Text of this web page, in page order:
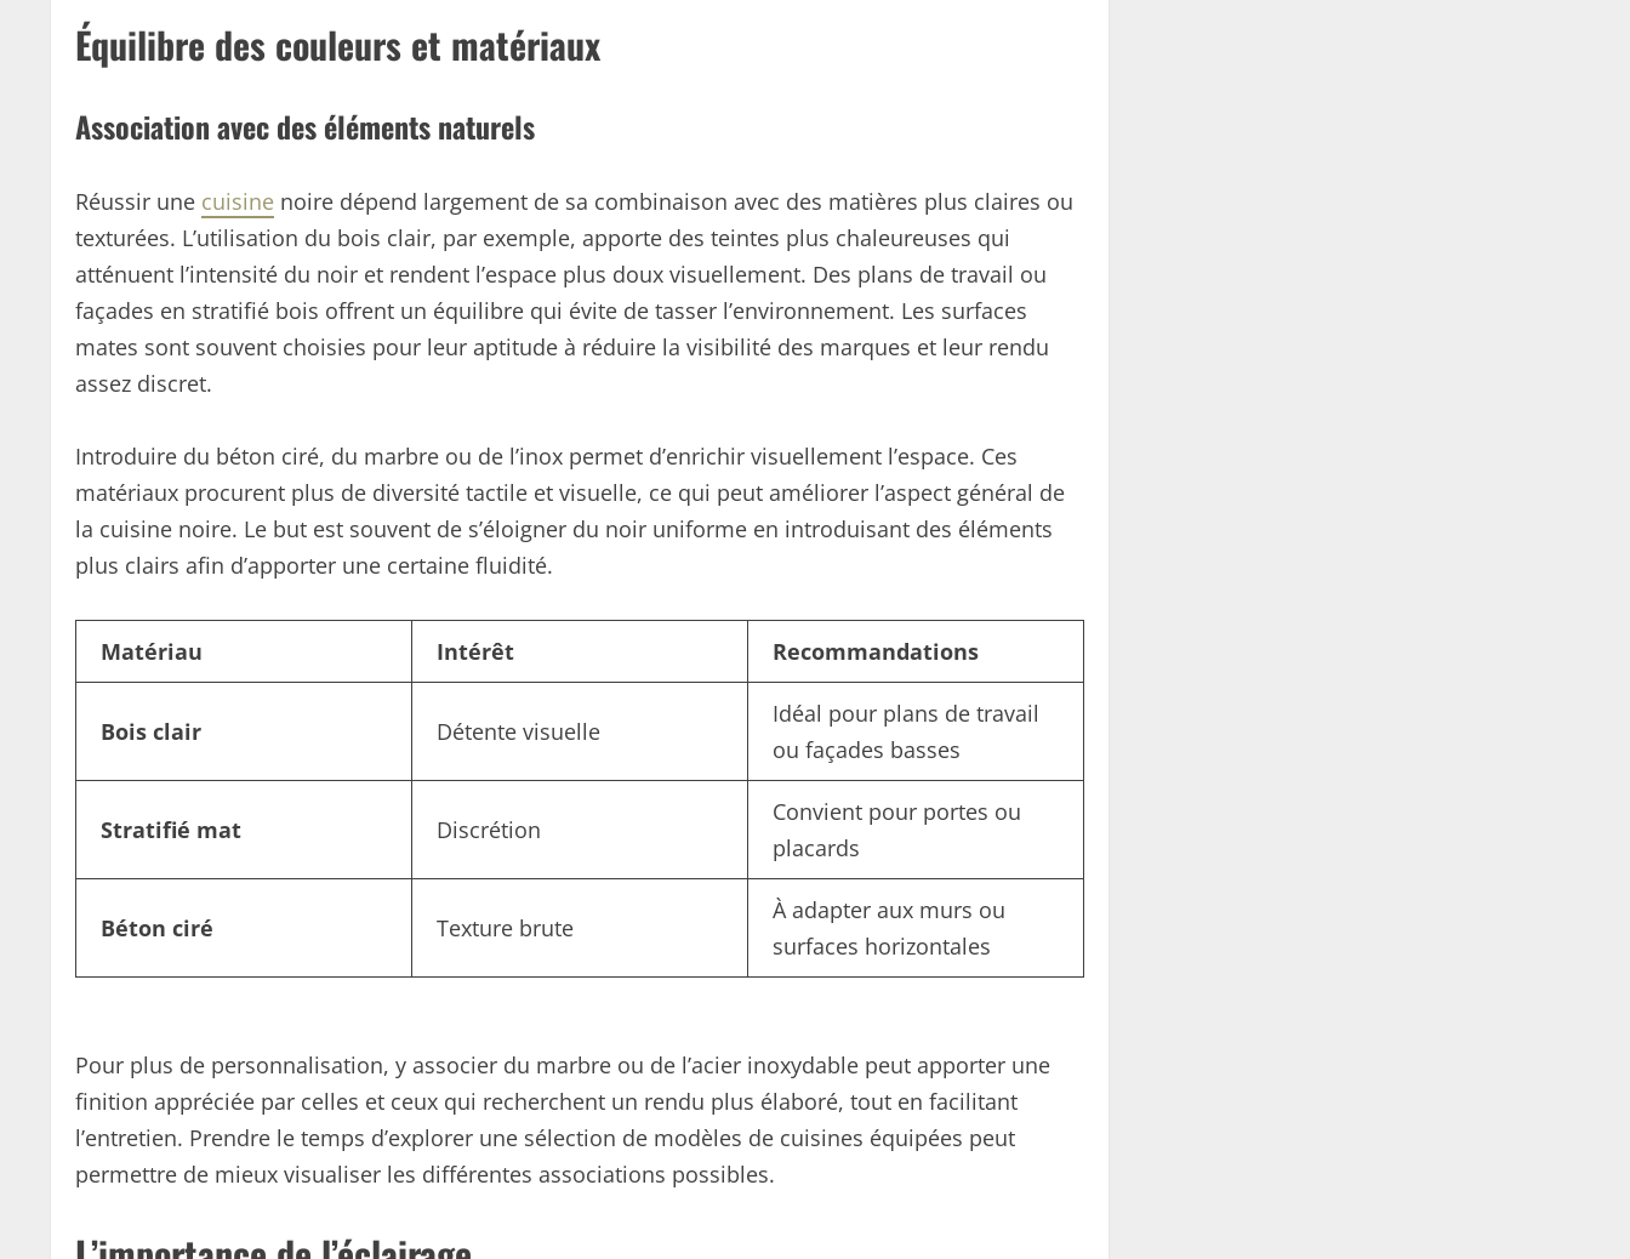
Équilibre des couleurs et matériaux
Association avec des éléments naturels
Réussir une cuisine noire dépend largement de sa combinaison avec des matières plus claires ou
texturées. L’utilisation du bois clair, par exemple, apporte des teintes plus chaleureuses qui
atténuent l’intensité du noir et rendent l’espace plus doux visuellement. Des plans de travail ou
façades en stratifié bois offrent un équilibre qui évite de tasser l’environnement. Les surfaces
mates sont souvent choisies pour leur aptitude à réduire la visibilité des marques et leur rendu
assez discret.
Introduire du béton ciré, du marbre ou de l’inox permet d’enrichir visuellement l’espace. Ces
matériaux procurent plus de diversité tactile et visuelle, ce qui peut améliorer l’aspect général de
la cuisine noire. Le but est souvent de s’éloigner du noir uniforme en introduisant des éléments
plus clairs afin d’apporter une certaine fluidité.
Matériau Intérêt Recommandations
Bois clair Détente visuelle
Idéal pour plans de travail
ou façades basses
Stratifié mat Discrétion
Convient pour portes ou
placards
Béton ciré Texture brute
À adapter aux murs ou
surfaces horizontales
Pour plus de personnalisation, y associer du marbre ou de l’acier inoxydable peut apporter une
finition appréciée par celles et ceux qui recherchent un rendu plus élaboré, tout en facilitant
l’entretien. Prendre le temps d’explorer une sélection de modèles de cuisines équipées peut
permettre de mieux visualiser les différentes associations possibles.